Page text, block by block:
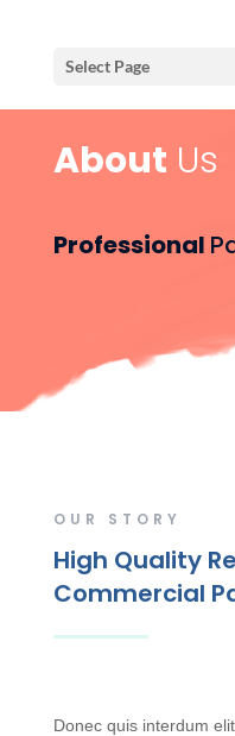
Select Page
About Us
Professional
OUR STORY
High Quality
Commercial
Donec quis interdum